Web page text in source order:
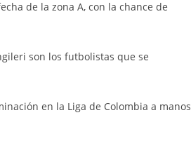
de la zona A, con la chance de
son los futbolistas que se
en la Liga de Colombia a manos